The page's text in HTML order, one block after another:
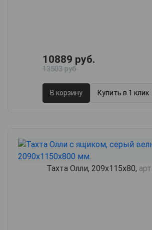
10889 руб.
13503 руб.
В корзину Купить в 1 клик
Тахта Олли, 209х115х80,